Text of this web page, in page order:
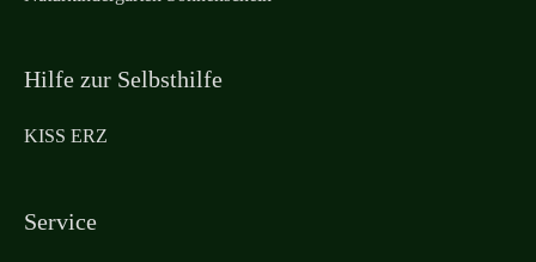
Hilfe zur Selbsthilfe
KISS ERZ
Service